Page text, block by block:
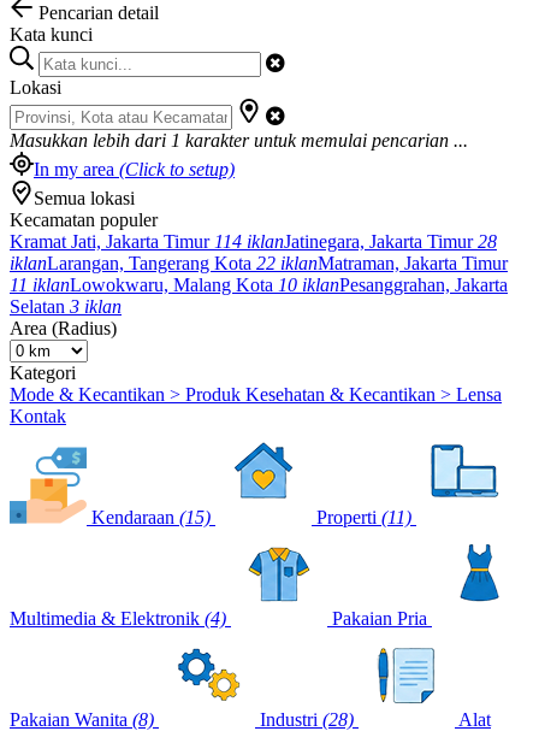
Pencarian detail
Kata kunci
Lokasi
Masukkan lebih dari 1 karakter untuk memulai pencarian ...
In my area (Click to setup)
Semua lokasi
Kecamatan populer
Kramat Jati, Jakarta Timur 114 iklanJatinegara, Jakarta Timur28
iklanLarangan, Tangerang Kota 22 iklanMatraman, Jakarta Timur
11 iklanLowokwaru, Malang Kota 10 iklanPesanggrahan, Jakarta
Selatan 3 iklan
Area (Radius)
Kategori
Mode & Kecantikan > Produk Kesehatan & Kecantikan > Lensa
Kontak
Kendaraan (15) Properti (11)
Multimedia & Elektronik (4) Pakaian Pria
Pakaian Wanita (8) Industri (28) Alat